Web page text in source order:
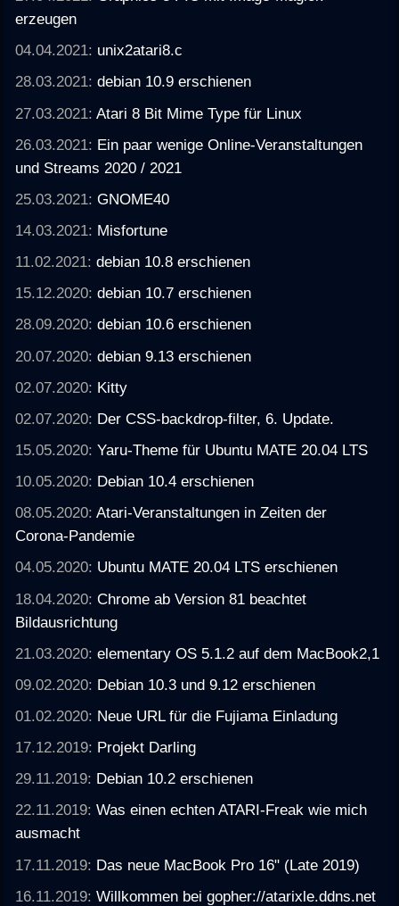
erzeugen
04.04.2021: unix2atari8.c
28.03.2021:debian 10.9 erschienen
27.03.2021:Atari 8 Bit Mime Type für Linux
26.03.2021: Ein paar wenige Online-Veranstaltungen
und Streams 2020 / 2021
25.03.2021:GNOME40
14.03.2021: Misfortune
11.02.2021:debian 10.8 erschienen
15.12.2020:debian 10.7 erschienen
28.09.2020:debian 10.6 erschienen
20.07.2020:debian 9.13 erschienen
02.07.2020: Kitty
02.07.2020: Der CSS-backdrop-filter, 6. Update.
15.05.2020:Yaru-Theme für Ubuntu MATE 20.04 LTS
10.05.2020: Debian 10.4 erschienen
08.05.2020:Atari-Veranstaltungen in Zeiten der
Corona-Pandemie
04.05.2020: Ubuntu MATE 20.04 LTS erschienen
18.04.2020:Chrome ab Version 81 beachtet
Bildausrichtung
21.03.2020:elementary OS 5.1.2 auf dem MacBook2,1
09.02.2020: Debian 10.3 und 9.12 erschienen
01.02.2020: Neue URL für die Fujiama Einladung
17.12.2019: Projekt Darling
29.11.2019: Debian 10.2 erschienen
22.11.2019:Was einen echten ATARI-Freak wie mich
ausmacht
17.11.2019: Das neue MacBook Pro 16" (Late 2019)
16.11.2019:Willkommen bei gopher://atarixle.ddns.net